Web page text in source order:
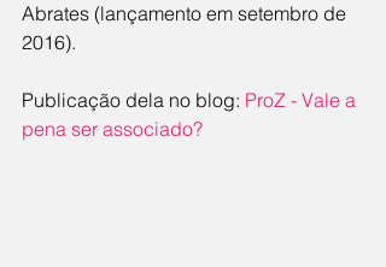
Abrates (lançamento em setembro de
2016).
Publicação dela no blog: ProZ - Vale a
pena ser associado?